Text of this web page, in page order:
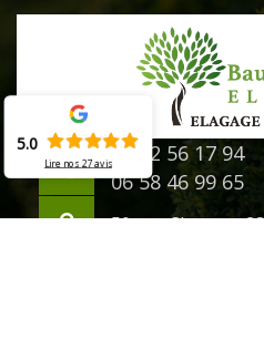
02 52 56 17 94
06 58 46 99 65
50 rue Chanzy -
5.0
Lire nos 27avis